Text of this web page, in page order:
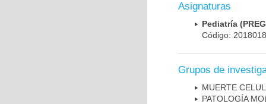
Asignaturas
Pediatría
Código:
Grupos de
MUERTE
PATOLOGÍA